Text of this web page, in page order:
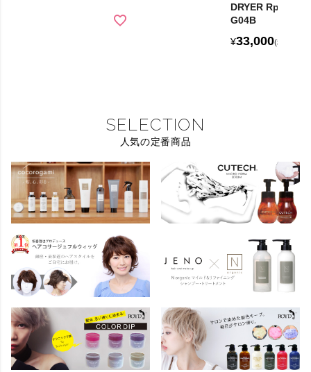
DRYER Rp. CCID-
G04B
¥33,000 税込
SELECTION
人気の定番商品